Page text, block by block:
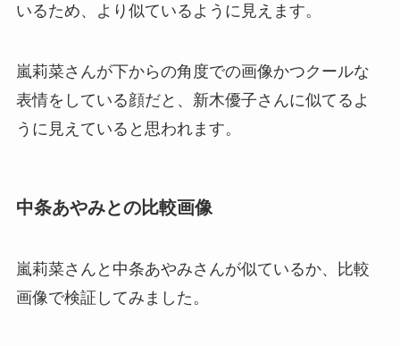
いるため、より似ているように見えます。
嵐莉菜さんが下からの角度での画像かつクールな
表情をしている顔だと、新木優子さんに似てるよ
うに見えていると思われます。
中条あやみとの比較画像
嵐莉菜さんと中条あやみさんが似ているか、比較
画像で検証してみました。